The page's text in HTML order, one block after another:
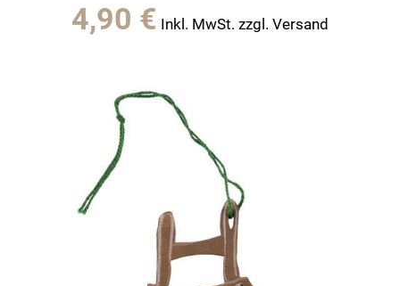
4,90 € Inkl. MwSt. zzgl. Versand